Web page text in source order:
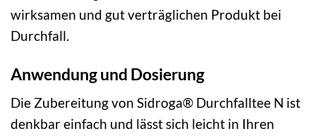
wirksamen und gut verträglichen Produkt bei
Durchfall.
Anwendung und Dosierung
Die Zubereitung von Sidroga® Durchfalltee N ist
denkbar einfach und lässt sich leicht in Ihren